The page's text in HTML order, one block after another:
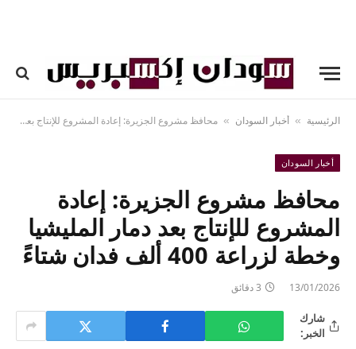
الرئيسية » أخبار السودان » محافظ مشروع الجزيرة: إعادة المشروع للإنتاج بعد دمار المليشيا وخطة لزراعة 400 ألف فدان شتاءً
أخبار السودان
محافظ مشروع الجزيرة: إعادة
المشروع للإنتاج بعد دمار المليشيا
وخطة لزراعة 400 ألف فدان شتاءً
13/01/2026 3 دقائق
شارك
الخبر: